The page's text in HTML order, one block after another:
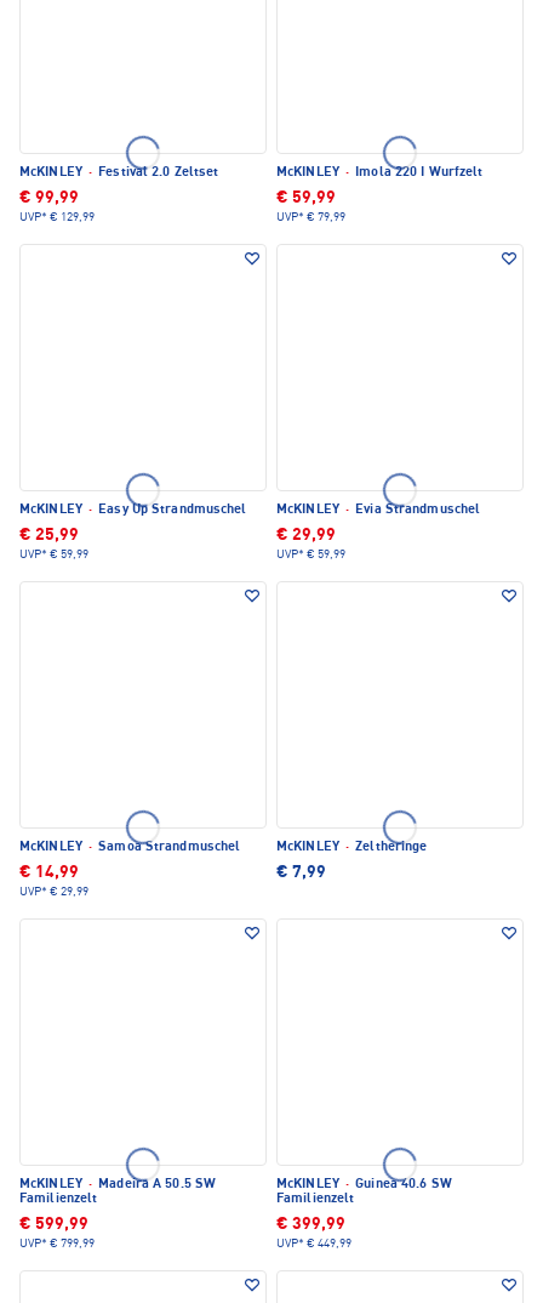
McKINLEY · Festival 2.0 Zeltset
€ 99,99
UVP* € 129,99
McKINLEY · Imola 220 I Wurfzelt
€ 59,99
UVP* € 79,99
McKINLEY · Easy Up Strandmuschel
€ 25,99
UVP* € 59,99
McKINLEY · Evia Strandmuschel
€ 29,99
UVP* € 59,99
McKINLEY · Samoa Strandmuschel
€ 14,99
UVP* € 29,99
McKINLEY · Zeltheringe
€ 7,99
McKINLEY · Madeira A 50.5 SW
Familienzelt
€ 599,99
UVP* € 799,99
McKINLEY · Guinea 40.6 SW
Familienzelt
€ 399,99
UVP* € 449,99